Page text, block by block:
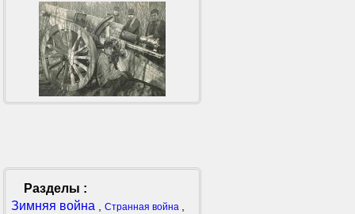
Разделы :
Зимняя война
Странная война